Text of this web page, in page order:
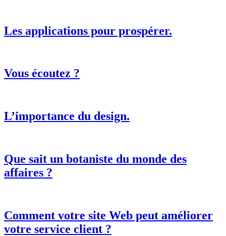
Les applications pour prospérer.
Vous écoutez ?
L’importance du design.
Que sait un botaniste du monde des
affaires ?
Comment votre site Web peut améliorer
votre service client ?